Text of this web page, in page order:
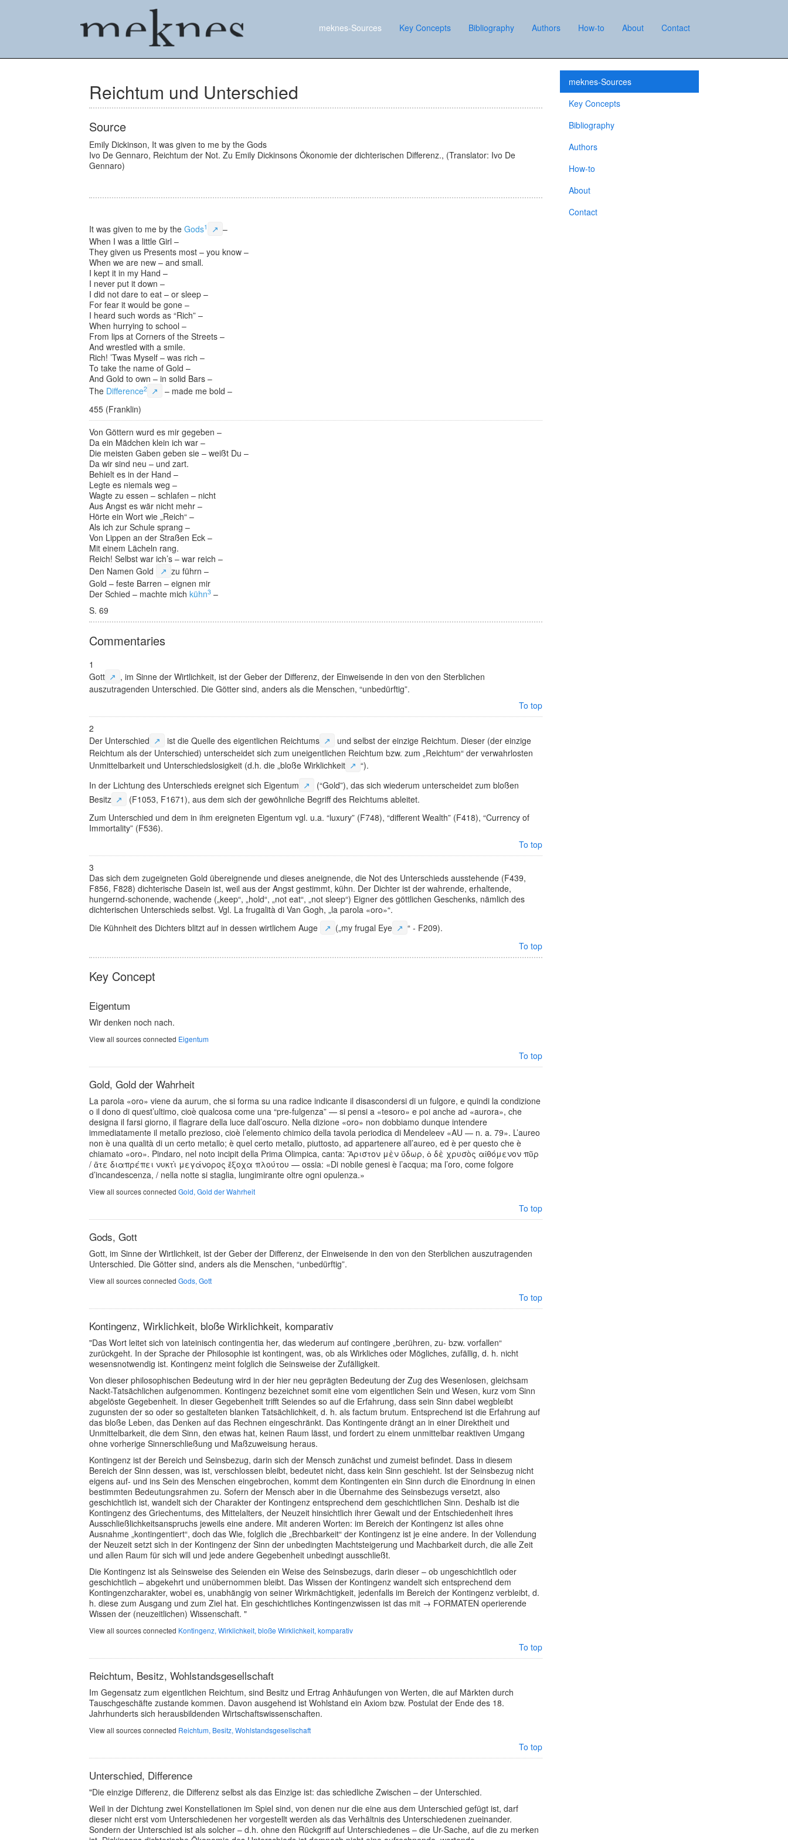
meknes-Sources Key Concepts Bibliography Authors How-to About Contact
Reichtum und Unterschied
Source
Emily Dickinson, It was given to me by the Gods
Ivo De Gennaro, Reichtum der Not. Zu Emily Dickinsons Ökonomie der dichterischen Differenz., (Translator: Ivo De
Gennaro)
It was given to me by the Gods1 ↗ –
When I was a little Girl –
They given us Presents most – you know –
When we are new – and small.
I kept it in my Hand –
I never put it down –
I did not dare to eat – or sleep –
For fear it would be gone –
I heard such words as “Rich” –
When hurrying to school –
From lips at Corners of the Streets –
And wrestled with a smile.
Rich! ’Twas Myself – was rich –
To take the name of Gold –
And Gold to own – in solid Bars –
The Difference2 ↗
– made me bold –
455 (Franklin)
Von Göttern wurd es mir gegeben –
Da ein Mädchen klein ich war –
Die meisten Gaben geben sie – weißt Du –
Da wir sind neu – und zart.
Behielt es in der Hand –
Legte es niemals weg –
Wagte zu essen – schlafen – nicht
Aus Angst es wär nicht mehr –
Hörte ein Wort wie „Reich“ –
Als ich zur Schule sprang –
Von Lippen an der Straßen Eck –
Mit einem Lächeln rang.
Reich! Selbst war ich’s – war reich –
Den Namen Gold ↗ zu führn –
Gold – feste Barren – eignen mir
Der Schied – machte mich kühn3 –
S. 69
Commentaries
1
Gott ↗ , im Sinne der Wirtlichkeit, ist der Geber der Differenz, der Einweisende in den von den Sterblichen
auszutragenden Unterschied. Die Götter sind, anders als die Menschen, “unbedürftig”.
To top
2
Der Unterschied ↗ ist die Quelle des eigentlichen Reichtums ↗
und selbst der einzige Reichtum. Dieser (der einzige
Reichtum als der Unterschied) unterscheidet sich zum uneigentlichen Reichtum bzw. zum „Reichtum“ der verwahrlosten
Unmittelbarkeit und Unterschiedslosigkeit (d.h. die „bloße Wirklichkeit ↗ “).
In der Lichtung des Unterschieds ereignet sich Eigentum ↗
(“Gold”), das sich wiederum unterscheidet zum bloßen
Besitz ↗
(F1053, F1671), aus dem sich der gewöhnliche Begriff des Reichtums ableitet.
Zum Unterschied und dem in ihm ereigneten Eigentum vgl. u.a. “luxury” (F748), “different Wealth” (F418), “Currency of
Immortality” (F536).
To top
3
Das sich dem zugeigneten Gold übereignende und dieses aneignende, die Not des Unterschieds ausstehende (F439,
F856, F828) dichterische Dasein ist, weil aus der Angst gestimmt, kühn. Der Dichter ist der wahrende, erhaltende,
hungernd-schonende, wachende („keep“, „hold“, „not eat“, „not sleep“) Eigner des göttlichen Geschenks, nämlich des
dichterischen Unterschieds selbst. Vgl. La frugalità di Van Gogh, „la parola «oro»“.
Die Kühnheit des Dichters blitzt auf in dessen wirtlichem Auge ↗ („my frugal Eye ↗ “ - F209).
To top
Key Concept
Eigentum
Wir denken noch nach.
View all sources connected Eigentum
To top
Gold, Gold der Wahrheit
La parola «oro» viene da aurum, che si forma su una radice indicante il disascondersi di un fulgore, e quindi la condizione
o il dono di quest’ultimo, cioè qualcosa come una “pre-fulgenza” — si pensi a «tesoro» e poi anche ad «aurora», che
designa il farsi giorno, il flagrare della luce dall’oscuro. Nella dizione «oro» non dobbiamo dunque intendere
immediatamente il metallo prezioso, cioè l’elemento chimico della tavola periodica di Mendeleev «AU — n. a. 79». L’aureo
non è una qualità di un certo metallo; è quel certo metallo, piuttosto, ad appartenere all’aureo, ed è per questo che è
chiamato «oro». Pindaro, nel noto incipit della Prima Olimpica, canta: Ἄριστον μὲν ὕδωρ, ὁ δὲ χρυσὸς αἰθόμενον πῦρ
/ ἅτε διαπρέπει νυκτὶ μεγάνορος ἔξοχα πλούτου — ossia: «Di nobile genesi è l’acqua; ma l’oro, come folgore
d’incandescenza, / nella notte si staglia, lungimirante oltre ogni opulenza.»
View all sources connected Gold, Gold der Wahrheit
To top
Gods, Gott
Gott, im Sinne der Wirtlichkeit, ist der Geber der Differenz, der Einweisende in den von den Sterblichen auszutragenden
Unterschied. Die Götter sind, anders als die Menschen, “unbedürftig”.
View all sources connected Gods, Gott
To top
Kontingenz, Wirklichkeit, bloße Wirklichkeit, komparativ
"Das Wort leitet sich von lateinisch contingentia her, das wiederum auf contingere „berühren, zu- bzw. vorfallen“
zurückgeht. In der Sprache der Philosophie ist kontingent, was, ob als Wirkliches oder Mögliches, zufällig, d. h. nicht
wesensnotwendig ist. Kontingenz meint folglich die Seinsweise der Zufälligkeit.
Von dieser philosophischen Bedeutung wird in der hier neu geprägten Bedeutung der Zug des Wesenlosen, gleichsam
Nackt-Tatsächlichen aufgenommen. Kontingenz bezeichnet somit eine vom eigentlichen Sein und Wesen, kurz vom Sinn
abgelöste Gegebenheit. In dieser Gegebenheit trifft Seiendes so auf die Erfahrung, dass sein Sinn dabei wegbleibt
zugunsten der so oder so gestalteten blanken Tatsächlichkeit, d. h. als factum brutum. Entsprechend ist die Erfahrung auf
das bloße Leben, das Denken auf das Rechnen eingeschränkt. Das Kontingente drängt an in einer Direktheit und
Unmittelbarkeit, die dem Sinn, den etwas hat, keinen Raum lässt, und fordert zu einem unmittelbar reaktiven Umgang
ohne vorherige Sinnerschließung und Maßzuweisung heraus.
Kontingenz ist der Bereich und Seinsbezug, darin sich der Mensch zunächst und zumeist befindet. Dass in diesem
Bereich der Sinn dessen, was ist, verschlossen bleibt, bedeutet nicht, dass kein Sinn geschieht. Ist der Seinsbezug nicht
eigens auf- und ins Sein des Menschen eingebrochen, kommt dem Kontingenten ein Sinn durch die Einordnung in einen
bestimmten Bedeutungsrahmen zu. Sofern der Mensch aber in die Übernahme des Seinsbezugs versetzt, also
geschichtlich ist, wandelt sich der Charakter der Kontingenz entsprechend dem geschichtlichen Sinn. Deshalb ist die
Kontingenz des Griechentums, des Mittelalters, der Neuzeit hinsichtlich ihrer Gewalt und der Entschiedenheit ihres
Ausschließlichkeitsanspruchs jeweils eine andere. Mit anderen Worten: im Bereich der Kontingenz ist alles ohne
Ausnahme „kontingentiert“, doch das Wie, folglich die „Brechbarkeit“ der Kontingenz ist je eine andere. In der Vollendung
der Neuzeit setzt sich in der Kontingenz der Sinn der unbedingten Machtsteigerung und Machbarkeit durch, die alle Zeit
und allen Raum für sich will und jede andere Gegebenheit unbedingt ausschließt.
Die Kontingenz ist als Seinsweise des Seienden ein Weise des Seinsbezugs, darin dieser – ob ungeschichtlich oder
geschichtlich – abgekehrt und unübernommen bleibt. Das Wissen der Kontingenz wandelt sich entsprechend dem
Kontingenzcharakter, wobei es, unabhängig von seiner Wirkmächtigkeit, jedenfalls im Bereich der Kontingenz verbleibt, d.
h. diese zum Ausgang und zum Ziel hat. Ein geschichtliches Kontingenzwissen ist das mit → FORMATEN operierende
Wissen der (neuzeitlichen) Wissenschaft. "
View all sources connected Kontingenz, Wirklichkeit, bloße Wirklichkeit, komparativ
To top
Reichtum, Besitz, Wohlstandsgesellschaft
Im Gegensatz zum eigentlichen Reichtum, sind Besitz und Ertrag Anhäufungen von Werten, die auf Märkten durch
Tauschgeschäfte zustande kommen. Davon ausgehend ist Wohlstand ein Axiom bzw. Postulat der Ende des 18.
Jahrhunderts sich herausbildenden Wirtschaftswissenschaften.
View all sources connected Reichtum, Besitz, Wohlstandsgesellschaft
To top
Unterschied, Difference
"Die einzige Differenz, die Differenz selbst als das Einzige ist: das schiedliche Zwischen – der Unterschied.
Weil in der Dichtung zwei Konstellationen im Spiel sind, von denen nur die eine aus dem Unterschied gefügt ist, darf
dieser nicht erst vom Unterschiedenen her vorgestellt werden als das Verhältnis des Unterschiedenen zueinander.
Sondern der Unterschied ist als solcher – d.h. ohne den Rückgriff auf Unterschiedenes – die Ur-Sache, auf die zu merken
meknes-Sources
Key Concepts
Bibliography
Authors
How-to
About
Contact